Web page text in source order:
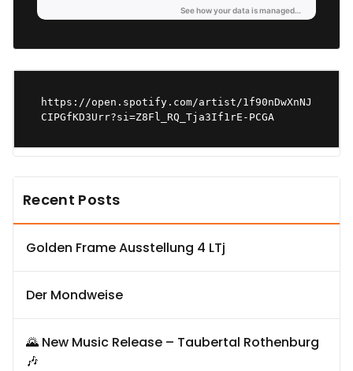
https://open.spotify.com/artist/1f90nDwXnNJ
CIPGfKD3Urr?si=Z8Fl_RQ_Tja3If1rE-PCGA
Recent Posts
Golden Frame Ausstellung 4 LTj
Der Mondweise
🌄 New Music Release – Taubertal Rothenburg
🎶